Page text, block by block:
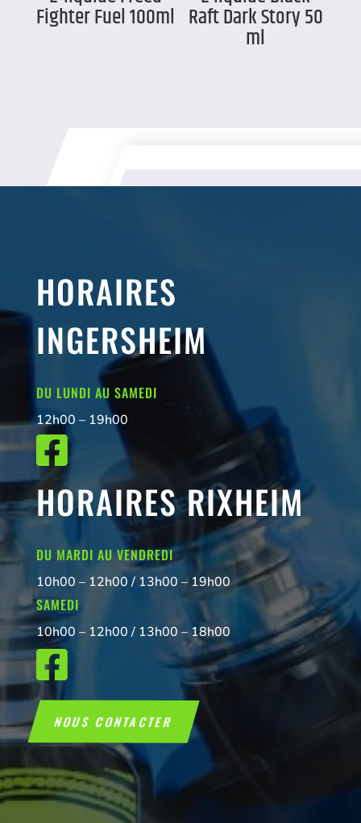
Fighter Fuel 100ml Raft Dark Story 50
ml
HORAIRES
INGERSHEIM
DU LUNDI AU SAMEDI
12h00 – 19h00

HORAIRES RIXHEIM
DU MARDI AU VENDREDI
10h00 – 12h00 / 13h00 – 19h00
SAMEDI
10h00 – 12h00 / 13h00 – 18h00

NOUS CONTACTER